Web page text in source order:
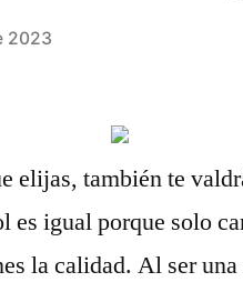
2023
elijas, también te
es igual porque solo
la calidad. Al ser